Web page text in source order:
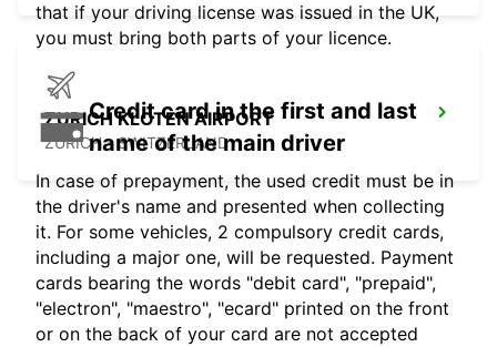
ZURICH KLOTEN AIRPORT
ZURICH - SWITZERLAND
that if your driving license was issued in the UK,
you must bring both parts of your licence.
Credit card in the first and last
name of the main driver
In case of prepayment, the used credit must be in
the driver's name and presented when collecting
it. For some vehicles, 2 compulsory credit cards,
including a major one, will be requested. Payment
cards bearing the words "debit card", "prepaid",
"electron", "maestro", "ecard" printed on the front
or on the back of your card are not accepted